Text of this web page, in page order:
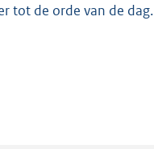
tot de orde van de dag.